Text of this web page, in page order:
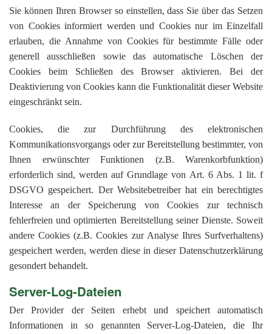
Sie können Ihren Browser so einstellen, dass Sie über das Setzen
von Cookies informiert werden und Cookies nur im Einzelfall
erlauben, die Annahme von Cookies für bestimmte Fälle oder
generell ausschließen sowie das automatische Löschen der
Cookies beim Schließen des Browser aktivieren. Bei der
Deaktivierung von Cookies kann die Funktionalität dieser Website
eingeschränkt sein.
Cookies, die zur Durchführung des elektronischen
Kommunikationsvorgangs oder zur Bereitstellung bestimmter, von
Ihnen erwünschter Funktionen (z.B. Warenkorbfunktion)
erforderlich sind, werden auf Grundlage von Art. 6 Abs. 1 lit. f
DSGVO gespeichert. Der Websitebetreiber hat ein berechtigtes
Interesse an der Speicherung von Cookies zur technisch
fehlerfreien und optimierten Bereitstellung seiner Dienste. Soweit
andere Cookies (z.B. Cookies zur Analyse Ihres Surfverhaltens)
gespeichert werden, werden diese in dieser Datenschutzerklärung
gesondert behandelt.
Server-Log-Dateien
Der Provider der Seiten erhebt und speichert automatisch
Informationen in so genannten Server-Log-Dateien, die Ihr